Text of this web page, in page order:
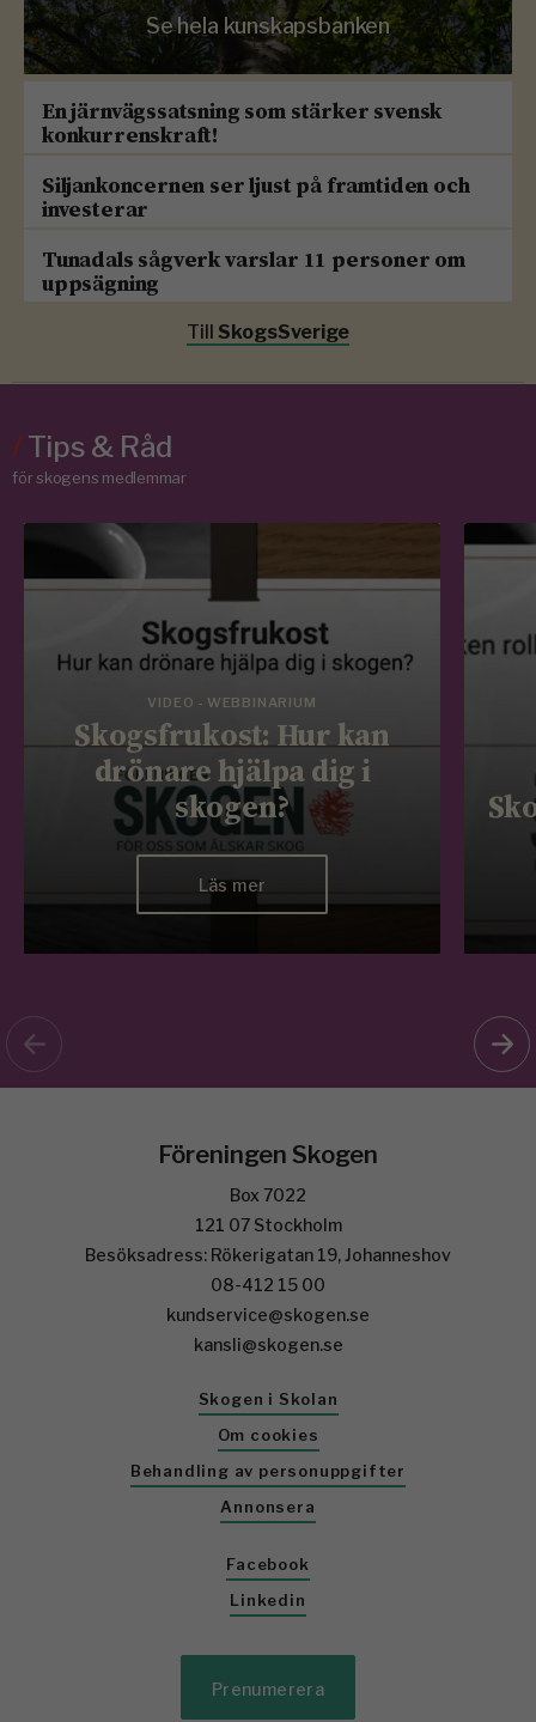
Se hela kunskapsbanken
En järnvägssatsning som stärker svensk
konkurrenskraft!
Siljankoncernen ser ljust på framtiden och
investerar
Tunadals sågverk varslar 11 personer om
uppsägning
Till SkogsSverige
/Tips & Råd
för skogens medlemmar
VIDEO - WEBBINARIUM
Skogsfrukost: Hur kan
drönare hjälpa dig i
skogen?
Läs mer
Föreningen Skogen
Box 7022
121 07 Stockholm
Besöksadress: Rökerigatan 19, Johanneshov
08-412 15 00
kundservice@skogen.se
kansli@skogen.se
Skogen i Skolan
Om cookies
Behandling av personuppgifter
Annonsera
Facebook
Linkedin
Prenumerera